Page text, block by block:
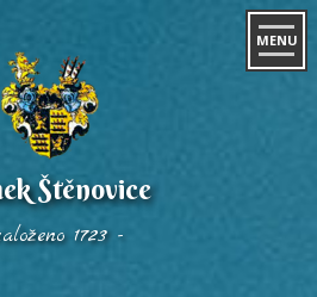
MENU
Štěnovice
1723 -